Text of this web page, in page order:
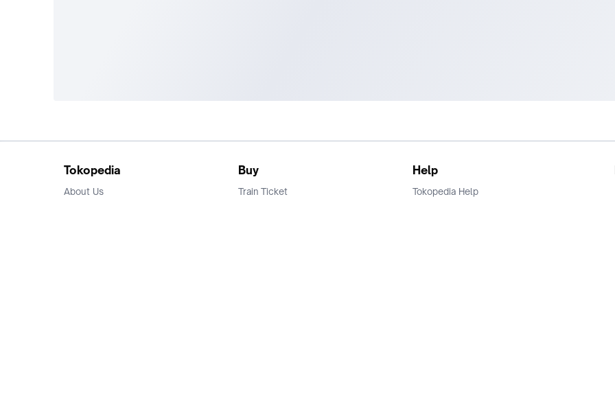
Tokopedia
About Us
Buy
Train Ticket
Help
Tokopedia Help